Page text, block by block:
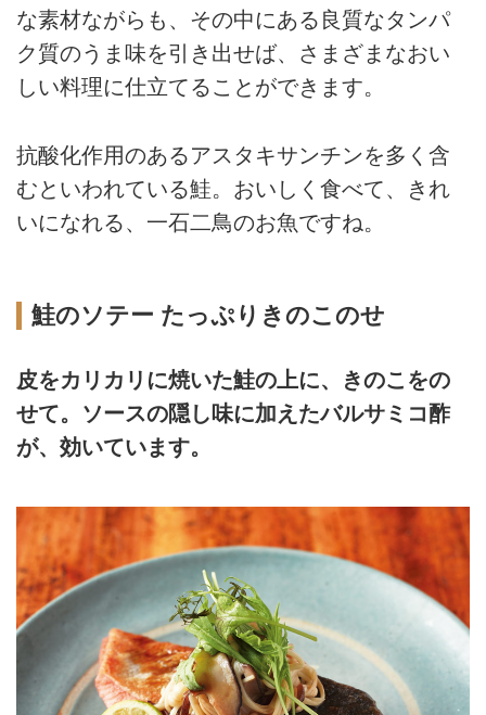
な素材ながらも、その中にある良質なタンパ
ク質のうま味を引き出せば、さまざまなおい
しい料理に仕立てることができます。
抗酸化作用のあるアスタキサンチンを多く含
むといわれている鮭。おいしく食べて、きれ
いになれる、一石二鳥のお魚ですね。
鮭のソテー たっぷりきのこのせ
皮をカリカリに焼いた鮭の上に、きのこをの
せて。ソースの隠し味に加えたバルサミコ酢
が、効いています。